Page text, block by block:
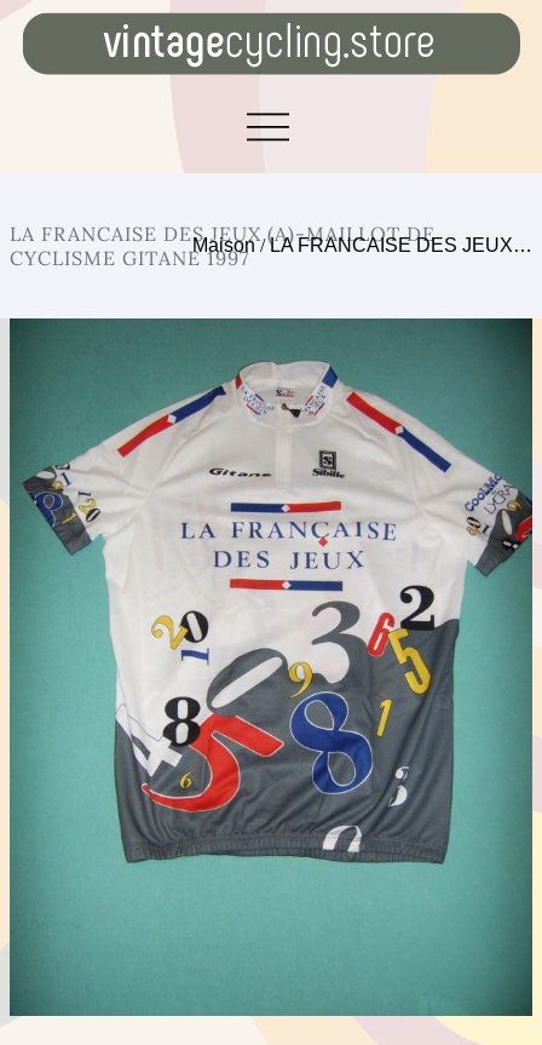
LA FRANCAISE DES JEUX (A)-MAILLOT DE
CYCLISME GITANE 1997
Maison/LA FRANCAISE DES JEUX…